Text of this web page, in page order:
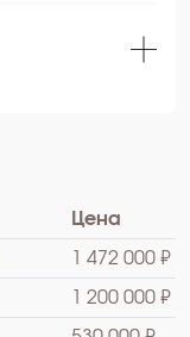
Цена
1 472 000 ₽
1 200 000 ₽